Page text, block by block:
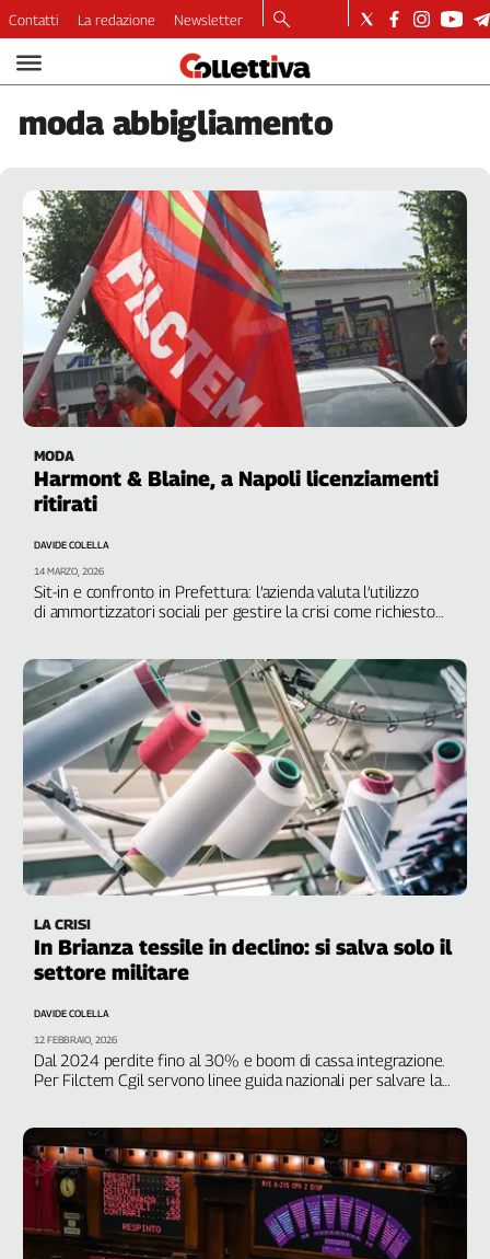
Video
Podcast
Dirette
Economia
Lavoro
Ambiente
Diritti
Welfare
Italia
Internazionale
Culture
Categorie
Filcams
Filt
Fiom
Flai
Flc
Fp
Nidil
Slc
Spi
Inca
Caaf
Speciali
G8
della
120
anni
Cgil
Collettiva
Academy
Contatti La redazione Newsletter
moda abbigliamento
MODA
Harmont & Blaine, a Napoli licenziamenti
ritirati
Sit-in e confronto in Prefettura: l’azienda valuta l’utilizzo
di ammortizzatori sociali per gestire la crisi come richiesto
DAVIDE COLELLA
14 MARZO, 2026
LA CRISI
In Brianza tessile in declino: si salva solo il
settore militare
Dal 2024 perdite fino al 30% e boom di cassa integrazione.
Per Filctem Cgil servono linee guida nazionali per salvare la
DAVIDE COLELLA
12 FEBBRAIO, 2026